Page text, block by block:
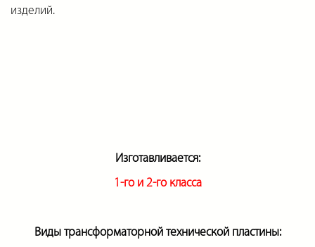
изделий.
Изготавливается:
1-го и 2-го класса
Виды трансформаторной технической пластины: